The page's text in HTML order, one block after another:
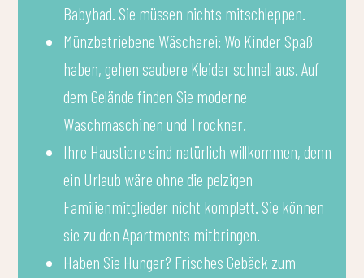
Babybad. Sie müssen nichts mitschleppen.
Münzbetriebene Wäscherei: Wo Kinder Spaß
haben, gehen saubere Kleider schnell aus. Auf
dem Gelände finden Sie moderne
Waschmaschinen und Trockner.
Ihre Haustiere sind natürlich willkommen, denn
ein Urlaub wäre ohne die pelzigen
Familienmitglieder nicht komplett. Sie können
sie zu den Apartments mitbringen.
Haben Sie Hunger? Frisches Gebäck zum